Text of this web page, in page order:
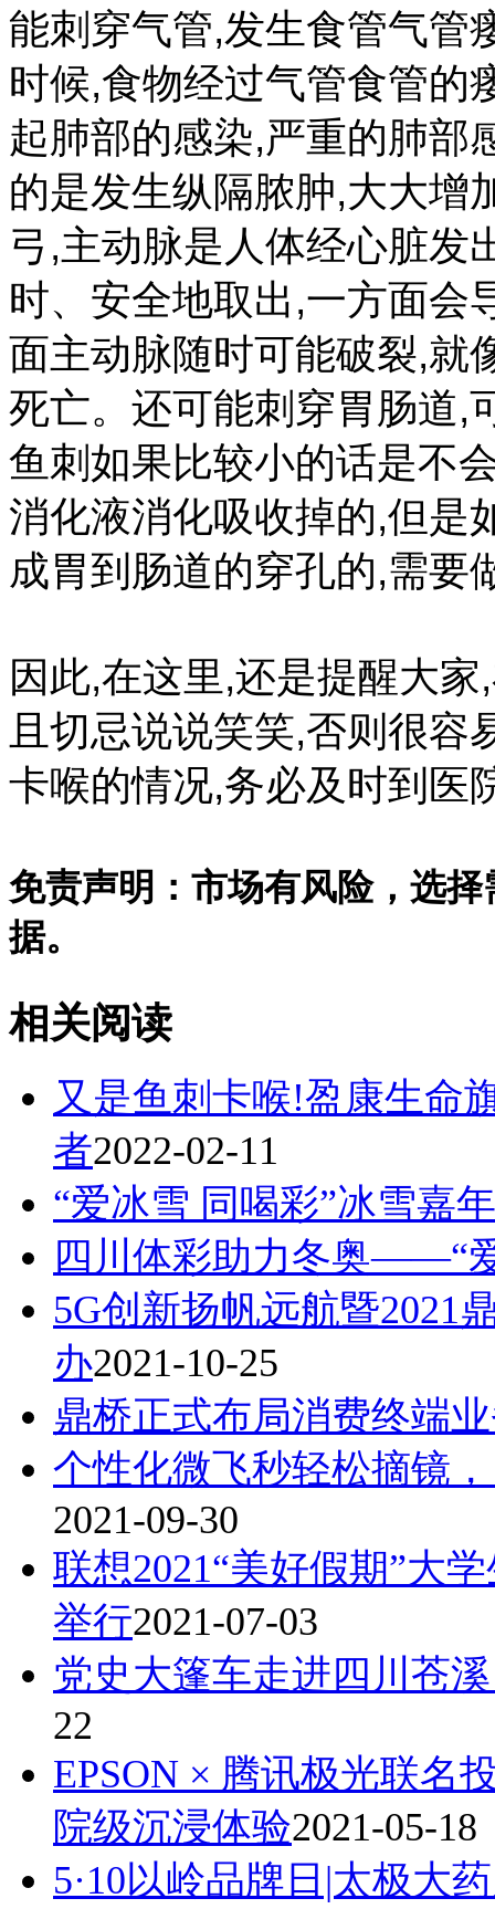
能刺穿气管,发生食管气管
时候,食物经过气管食管的
起肺部的感染,严重的肺部
的是发生纵隔脓肿,大大增
弓,主动脉是人体经心脏发
时、安全地取出,一方面会
面主动脉随时可能破裂,就
死亡。还可能刺穿胃肠道,
鱼刺如果比较小的话是不
消化液消化吸收掉的,但是
成胃到肠道的穿孔的,需要
因此,在这里,还是提醒大
且切忌说说笑笑,否则很容
卡喉的情况,务必及时到医
免责声明：市场有风险，选
据。
相关阅读
又是鱼刺卡喉!盈康生命
者2022-02-11
“爱冰雪 同喝彩”冰雪嘉
四川体彩助力冬奥——“
5G创新扬帆远航暨2021
办2021-10-25
鼎桥正式布局消费终端
个性化微飞秒轻松摘镜
2021-09-30
联想2021“美好假期”大
举行2021-07-03
党史大篷车走进四川苍
22
EPSON × 腾讯极光联名
院级沉浸体验2021-05-18
5·10以岭品牌日|太极大